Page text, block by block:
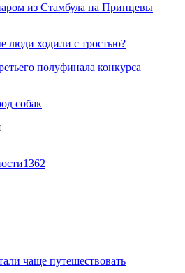
из Стамбула на Принцевы
люди ходили с тростью?
полуфинала конкурса
собак
1362
чаще путешествовать